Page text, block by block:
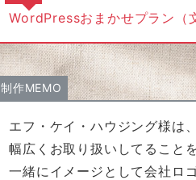
WordPressおまかせプラン（
制作MEMO
エフ・ケイ・ハウジング様は
幅広くお取り扱いしてること
一緒にイメージとして会社ロ